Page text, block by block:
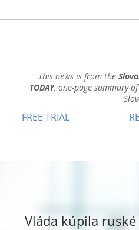
This news is from the
TODAY, one-page summary
FREE TRIAL
Vláda kúpila